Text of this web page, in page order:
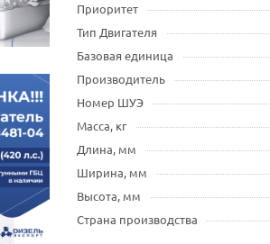
Приоритет
Тип Двигателя
Базовая единица
Производитель
Номер ШУЭ
Масса, кг
Длина, мм
Ширина, мм
Высота, мм
Страна производства